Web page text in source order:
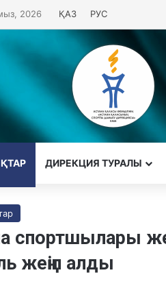
2026 ҚАЗ РУС
ДИРЕКЦИЯ ТУРАЛЫ
спортшылары
жеңіп алды